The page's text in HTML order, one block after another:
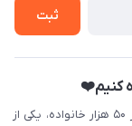
ثبت
کنیم❤️
با سال‌ها سابقه و اعتماد بیش از ۵۰ هزار خانواده، یکی از